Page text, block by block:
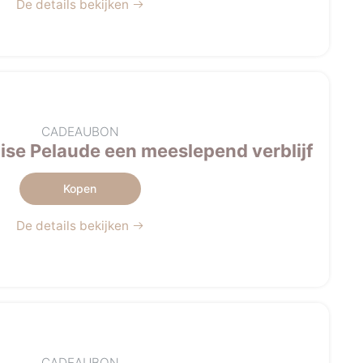
De details bekijken
CADEAUBON
Pelaude een meeslepend verblijf
Kopen
De details bekijken